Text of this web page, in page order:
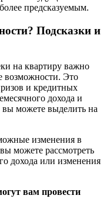
предсказуемым.
Подсказки и
на квартиру важно
возможности. Это
и кредитных
дохода и
вы можете выделить на
изменения в
можете рассмотреть
дохода или изменения
вам провести